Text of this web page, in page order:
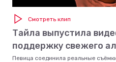
Смотреть клип
Тайла выпустила
поддержку свежего
Певица соединила реальные